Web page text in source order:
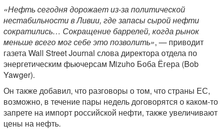
«Нефть сегодня дорожает из-за политической
нестабильности в Ливии, где запасы сырой нефти
сократились… Сокращение баррелей, когда рынок
меньше всего мог себе это позволить», — приводит
газета Wall Street Journal слова директора отдела по
энергетическим фьючерсам Mizuho Боба Ёгера (Bob
Yawger).
Он также добавил, что разговоры о том, что страны ЕС,
возможно, в течение пары недель договорятся о каком-то
запрете на импорт российской нефти, также увеличивают
цены на нефть.